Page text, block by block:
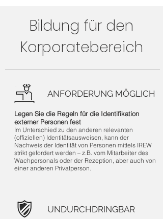
Bildung für den
Korporatebereich
ANFORDERUNG MÖGLICH
Legen Sie die Regeln für die Identifikation
externer Personen fest
Im Unterschied zu den anderen relevanten
(offiziellen) Identitätsausweisen, kann der
Nachweis der Identität von Personen mittels IREW
strikt gefordert werden – z.B. vom Mitarbeiter des
Wachpersonals oder der Rezeption, aber auch von
einer anderen Privatperson.
UNDURCHDRINGBAR